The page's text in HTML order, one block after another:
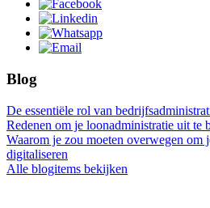
Blog
De essentiële rol van
Redenen om je loonadministratie uit te
Waarom je zou moeten overwegen om
digitaliseren
Alle blogitems bekijken